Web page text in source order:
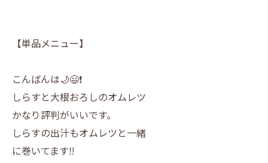
【単品メニュー】
こんばんは🌙😃❗️
しらすと大根おろしのオムレツ
かなり評判がいいです。
しらすの出汁もオムレツと一緒
に巻いてます‼️